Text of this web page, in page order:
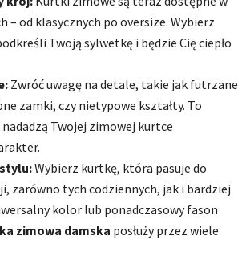
– od klasycznych po oversize. Wybierz
Twoją sylwetkę i będzie Cię ciepło
Zwróć uwagę na detale, takie jak futrzane
zamki, czy nietypowe kształty. To
Twojej zimowej kurtce
Wybierz kurtkę, która pasuje do
zarówno tych codziennych, jak i bardziej
kolor lub ponadczasowy fason
zimowa damska posłuży przez wiele